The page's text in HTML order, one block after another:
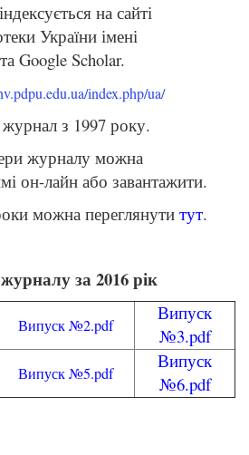
на сайті
України імені
Google Scholar.
index.php/ua/
журнал з 1997 року.
журналу можна
он-лайн або завантажити.
можна переглянути тут.
за 2016 рік
Випуск №2.pdf
Випуск
№3.pdf
Випуск №5.pdf
Випуск
№6.pdf